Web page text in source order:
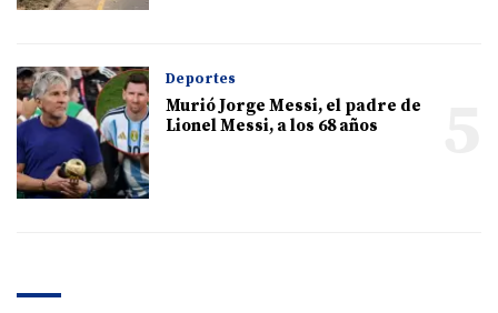
Deportes
Murió Jorge Messi, el padre de
Lionel Messi, a los 68 años